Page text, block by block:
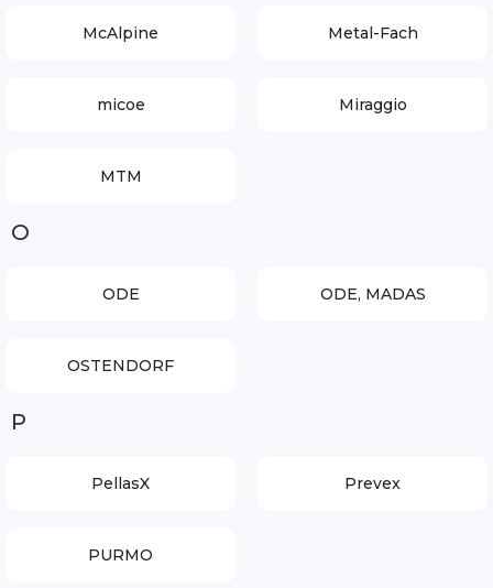
McAlpine Metal-Fach
micoe Miraggio
MTM
O
ODE ODE, MADAS
OSTENDORF
P
PellasX Prevex
PURMO